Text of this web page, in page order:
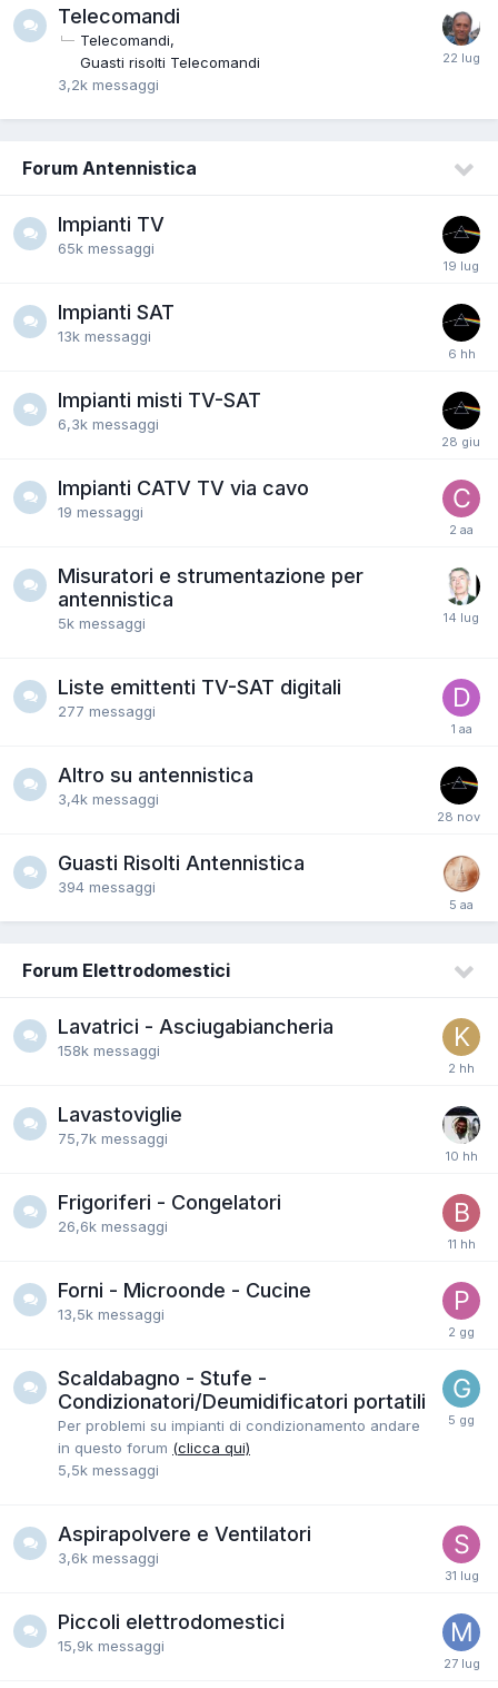
Telecomandi
Telecomandi
Guasti risolti Telecomandi
3,2k messaggi
Forum Antennistica
Impianti TV
65k messaggi
Impianti SAT
13k messaggi
Impianti misti TV-SAT
6,3k messaggi
Impianti CATV TV via cavo
19 messaggi
Misuratori e strumentazione per
antennistica
5k messaggi
Liste emittenti TV-SAT digitali
277 messaggi
Altro su antennistica
3,4k messaggi
Guasti Risolti Antennistica
394 messaggi
Forum Elettrodomestici
Lavatrici - Asciugabiancheria
158k messaggi
Lavastoviglie
75,7k messaggi
Frigoriferi - Congelatori
26,6k messaggi
Forni - Microonde - Cucine
13,5k messaggi
Scaldabagno - Stufe -
Condizionatori/Deumidificatori portatili
Per problemi su impianti di condizionamento andare
in questo forum (clicca qui)
5,5k messaggi
Aspirapolvere e Ventilatori
3,6k messaggi
Piccoli elettrodomestici
15,9k messaggi